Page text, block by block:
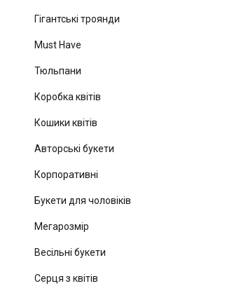
Гігантські троянди
Must Have
Тюльпани
Коробка квітів
Кошики квітів
Авторські букети
Корпоративні
Букети для чоловіків
Мегарозмір
Весільні букети
Серця з квітів